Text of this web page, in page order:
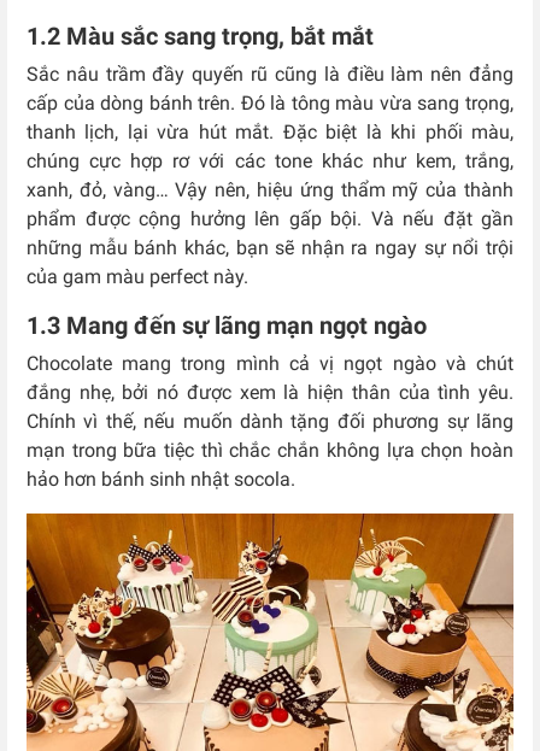
1.2 Màu sắc sang trọng, bắt mắt
Sắc nâu trầm đầy quyến rũ cũng là điều làm nên đẳng
cấp của dòng bánh trên. Đó là tông màu vừa sang trọng,
thanh lịch, lại vừa hút mắt. Đặc biệt là khi phối màu,
chúng cực hợp rơ với các tone khác như kem, trắng,
xanh, đỏ, vàng… Vậy nên, hiệu ứng thẩm mỹ của thành
phẩm được cộng hưởng lên gấp bội. Và nếu đặt gần
những mẫu bánh khác, bạn sẽ nhận ra ngay sự nổi trội
của gam màu perfect này.
1.3 Mang đến sự lãng mạn ngọt ngào
Chocolate mang trong mình cả vị ngọt ngào và chút
đắng nhẹ, bởi nó được xem là hiện thân của tình yêu.
Chính vì thế, nếu muốn dành tặng đối phương sự lãng
mạn trong bữa tiệc thì chắc chắn không lựa chọn hoàn
hảo hơn bánh sinh nhật socola.